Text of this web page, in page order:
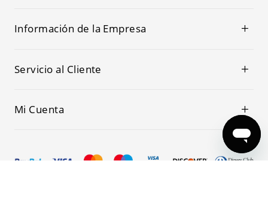
Información de la Empresa
Servicio al Cliente
Mi Cuenta